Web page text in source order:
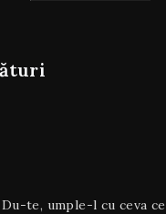
te, umple-l cu ceva